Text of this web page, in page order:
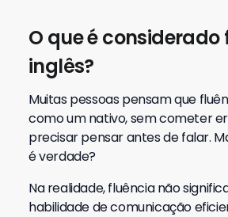
O que é considerado
inglês?
Muitas pessoas pensam que
como um nativo, sem cometer
precisar pensar antes de falar.
é verdade?
Na realidade, fluência não
habilidade de comunicação